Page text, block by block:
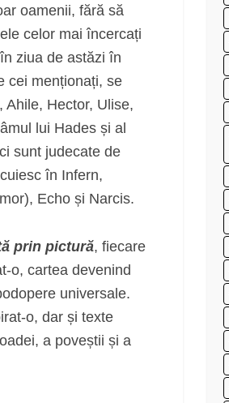
oamenii, fără să
celor mai încercați
ziua de astăzi în
cei menționați, se
Ahile, Hector, Ulise,
lui Hades și al
sunt judecate de
în Infern,
Echo și Narcis.
prin pictură, fiecare
o, cartea devenind
universale.
o, dar și texte
a poveștii și a